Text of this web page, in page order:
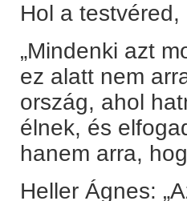
Hol a testvéred,
„Mindenki azt
ez alatt nem
ország, ahol
élnek, és
hanem arra,
Heller Ágnes: